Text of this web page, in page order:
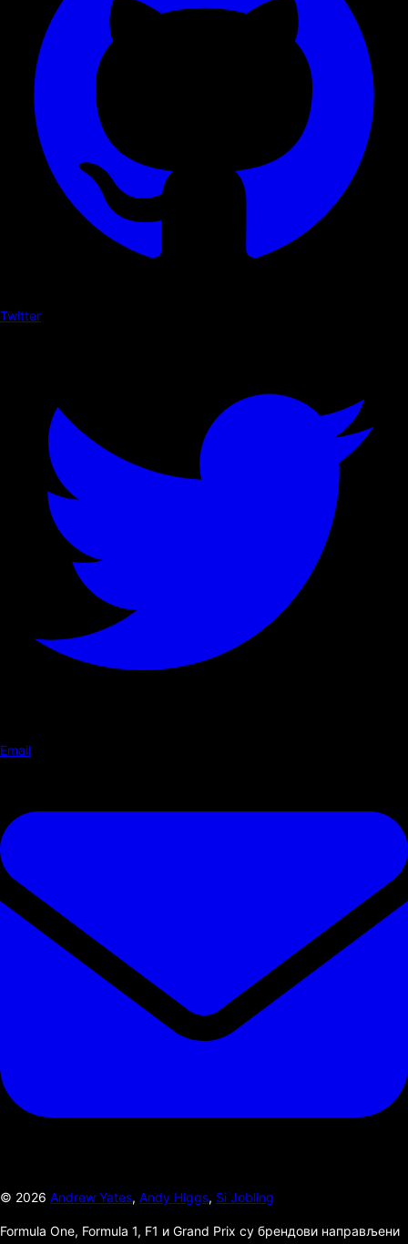
Twitter
Email
© 2026 Andrew Yates, Andy Higgs, Si Jobling
Formula One, Formula 1, F1 и Grand Prix су брендови направљени